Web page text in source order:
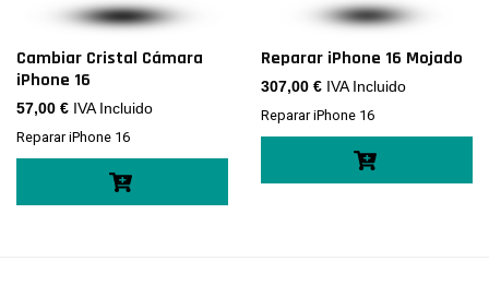
Cambiar Cristal Cámara
iPhone 16
57,00 € IVA Incluido
Reparar iPhone 16
Reparar iPhone 16 Mojado
307,00 € IVA Incluido
Reparar iPhone 16